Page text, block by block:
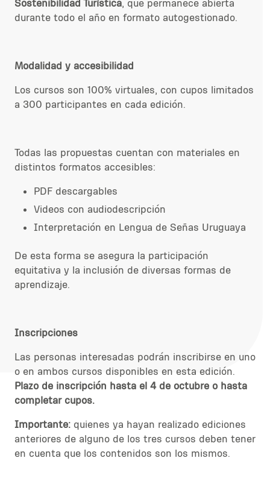
Sostenibilidad Turística, que permanece abierta
durante todo el año en formato autogestionado.
Modalidad y accesibilidad
Los cursos son 100% virtuales, con cupos limitados
a 300 participantes en cada edición.
Todas las propuestas cuentan con materiales en
distintos formatos accesibles:
PDF descargables
Videos con audiodescripción
Interpretación en Lengua de Señas Uruguaya
De esta forma se asegura la participación
equitativa y la inclusión de diversas formas de
aprendizaje.
Inscripciones
Las personas interesadas podrán inscribirse en uno
o en ambos cursos disponibles en esta edición.
Plazo de inscripción hasta el 4 de octubre o hasta
completar cupos.
Importante: quienes ya hayan realizado ediciones
anteriores de alguno de los tres cursos deben tener
en cuenta que los contenidos son los mismos.